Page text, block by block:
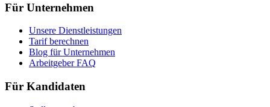
Für Unternehmen
Unsere Dienstleistungen
Tarif berechnen
Blog für Unternehmen
Arbeitgeber FAQ
Für Kandidaten